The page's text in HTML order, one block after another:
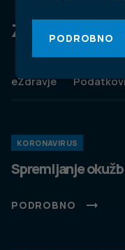
PODROBNO
Za dobro
eZdravje
KORONAVIRUS
Spremljanje
PODROBNO